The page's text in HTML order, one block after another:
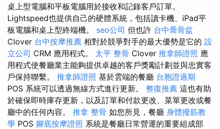
桌上型電腦和平板電腦用於接收和記錄客戶訂單。
Lightspeed也提供自己的硬體系統，包括讀卡機、iPad平
板電腦和桌上型終端機。 seo公司 但也許 台中喬骨盆
Clover 台中按摩推薦 相對於競爭對手的最大優勢是它的 設
立公司 CRM 應用程式。 太平 整骨 Clover 推拿師證照 應
用程式使餐廳業主能夠提供卓越的客戶獎勵計劃並與忠實客
戶保持聯繫。 推拿師證照 基於雲端的餐廳 台胞證過期
POS 系統可以透過無線方式進行更新。 整復推薦 這也有助
於確保即時庫存更新，以及訂單和付款更改、菜單更改或餐
廳中的任何內容。 推拿 整骨 如您所見，餐廳 身體撥筋教
學 POS 腳底按摩證照 系統是餐廳日常營運的重要組成部